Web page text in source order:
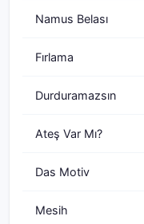
Namus Belası
Fırlama
Durduramazsın
Ateş Var Mı?
Das Motiv
Mesih